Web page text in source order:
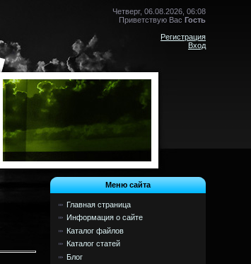
Четверг, 06.08.2026, 06:08
Приветствую Вас Гость
Регистрация
Вход
Меню сайта
Главная страница
Информация о сайте
Каталог файлов
Каталог статей
Блог